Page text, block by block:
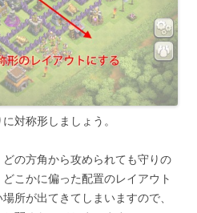
対称形しましょう。
の方角から攻められても守りの
こかに偏った配置のレイアウト
所が出てきてしまいますので、